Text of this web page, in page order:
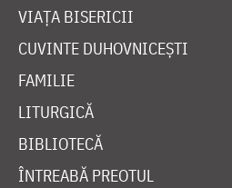
VIAȚA BISERICII
CUVINTE DUHOVNICEȘTI
FAMILIE
LITURGICĂ
BIBLIOTECĂ
ÎNTREABĂ PREOTUL